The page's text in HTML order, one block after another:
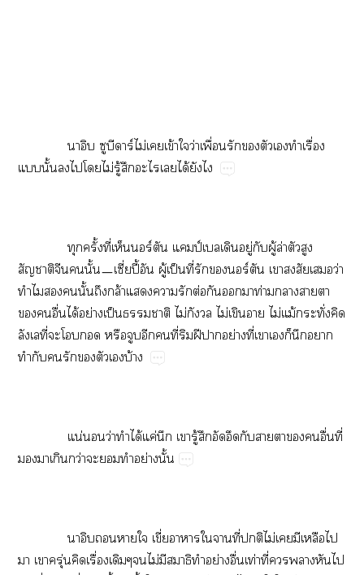
​ ​​​ร์ไม่​​ข้​​ว่​ื่​​​​​​ื่​
​ั้​​​​ไม่​ู้​​​​ได้​​
​ ​​ั้​ี่​​ร์​ป์​ู่​​ู้​ล่​​​
​​​ั้ㅡี่ปี้​​ู้​ป็​ี่​​​ร์​​​​ว่​
​​​ั้​​ล้​​​​ต่​​​​ท่​​​
​​ื่​ได้​ย่​ป็​​​ไม่​​ไม่​​​ไม่​ม้​ั่​​
​ี่​​​​​​​​ี่​​ฝี​​ย่​ี่​​​​​​
​​​​​​​บ้
​ ​น่​​ว่​​ได้​ค่​​​ู้​​​​​​​​​ื่​ี่​
​​​ว่​​​​ย่​ั้
​ ​​​​ี่​​​​ี่​​ไม่​​​​​
​​ุ่​​ื่​​ไม่​​​​ย่​ื่​ท่​ี่​​​​​